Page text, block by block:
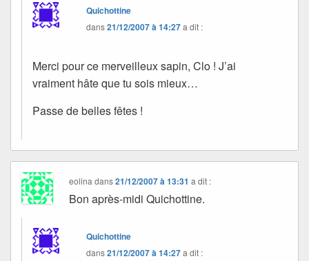
Quichottine
dans21/12/2007 à 14:27a dit :
Merci pour ce merveilleux sapin, Clo ! J’ai
vraiment hâte que tu sois mieux…
Passe de belles fêtes !
eolina dans21/12/2007 à 13:31 a dit :
Bon après-midi Quichottine.
Quichottine
dans21/12/2007 à 14:27a dit :